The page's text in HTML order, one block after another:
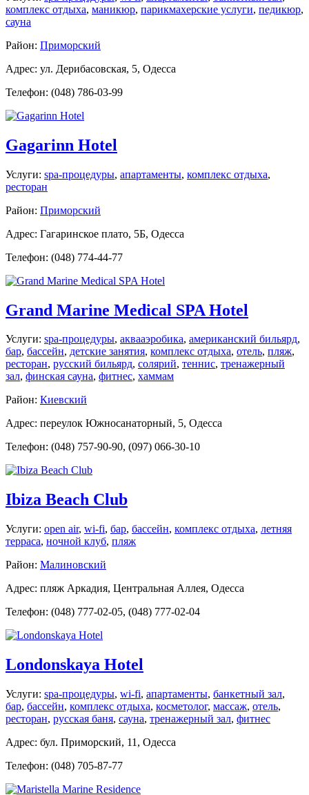
комплекс отдыха, маникюр, парикмахерские услуги, педикюр,
сауна
Район: Приморский
Адрес: ул. Дерибасовская, 5, Одесса
Телефон: (048) 786-03-99
Gagarinn Hotel
Услуги: spa-процедуры, апартаменты, комплекс отдыха,
ресторан
Район: Приморский
Адрес: Гагаринское плато, 5Б, Одесса
Телефон: (048) 774-44-77
Grand Marine Medical SPA Hotel
Услуги: spa-процедуры, аквааэробика, американский бильярд,
бар, бассейн, детские занятия, комплекс отдыха, отель, пляж,
ресторан, русский бильярд, солярий, теннис, тренажерный
зал, финская сауна, фитнес, хаммам
Район: Киевский
Адрес: переулок Южносанаторный, 5, Одесса
Телефон: (048) 757-90-90, (097) 066-30-10
Ibiza Beach Club
Услуги: open air, wi-fi, бар, бассейн, комплекс отдыха, летняя
терраса, ночной клуб, пляж
Район: Малиновский
Адрес: пляж Аркадия, Центральная Аллея, Одесса
Телефон: (048) 777-02-05, (048) 777-02-04
Londonskaya Hotel
Услуги: spa-процедуры, wi-fi, апартаменты, банкетный зал,
бар, бассейн, комплекс отдыха, косметолог, массаж, отель,
ресторан, русская баня, сауна, тренажерный зал, фитнес
Адрес: бул. Приморский, 11, Одесса
Телефон: (048) 705-87-77